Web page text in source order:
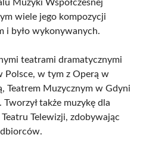
Muzyki Współczesnej
wiele jego kompozycji
i było wykonywanych.
teatrami dramatycznymi
Polsce, w tym z Operą w
Teatrem Muzycznym w Gdyni
także muzykę dla
Telewizji, zdobywając